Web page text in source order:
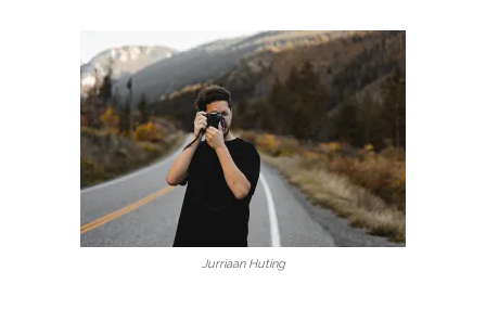
Jurriaan Huting